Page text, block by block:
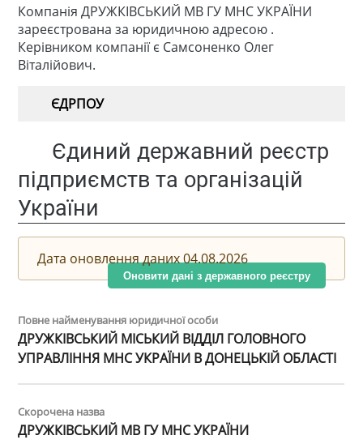
Компанія ДРУЖКІВСЬКИЙ МВ ГУ МНС УКРАЇНИ
зареєстрована за юридичною адресою .
Керівником компанії є Самсоненко Олег
Віталійович.
ЄДРПОУ
Єдиний державний реєстр
підприємств та організацій
України
Дата оновлення даних 04.08.2026
Оновити дані з державного реєстру
Повне найменування юридичної особи
ДРУЖКІВСЬКИЙ МІСЬКИЙ ВІДДІЛ ГОЛОВНОГО
УПРАВЛІННЯ МНС УКРАЇНИ В ДОНЕЦЬКІЙ ОБЛАСТІ
Скорочена назва
ДРУЖКІВСЬКИЙ МВ ГУ МНС УКРАЇНИ